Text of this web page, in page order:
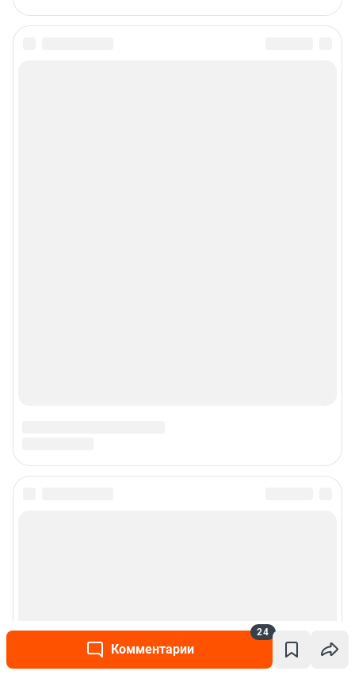
Комментарии
24